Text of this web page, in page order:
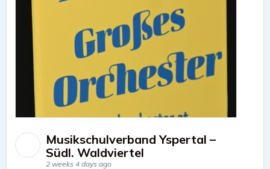
Musikschulverband Yspertal –
Südl. Waldviertel
2 weeks 4 days ago